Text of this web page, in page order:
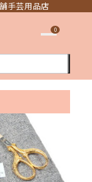
手芸用品店
0